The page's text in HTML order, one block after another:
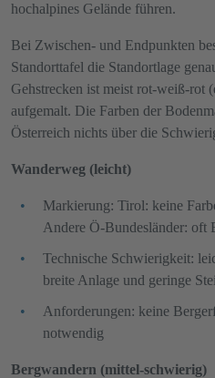
hochalpines Gelände führen.
Bei Zwischen- und Endpunkten
Standorttafel die Standortlage
Gehstrecken ist meist rot-weiß-rot
aufgemalt. Die Farben der
Österreich nichts über die
Wanderweg (leicht)
Markierung: Tirol: keine
Andere Ö-Bundesländer: oft
Technische Schwierigkeit:
breite Anlage und geringe
Anforderungen: keine
notwendig
Bergwandern (mittel-schwierig)